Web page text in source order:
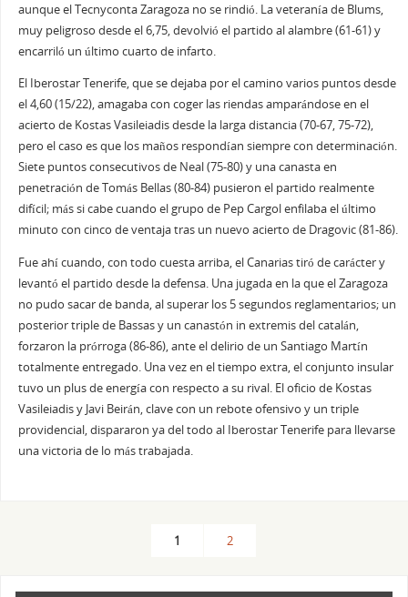
aunque el Tecnyconta Zaragoza no se rindió. La veteranía de Blums,
muy peligroso desde el 6,75, devolvió el partido al alambre (61-61) y
encarriló un último cuarto de infarto.
El Iberostar Tenerife, que se dejaba por el camino varios puntos desde
el 4,60 (15/22), amagaba con coger las riendas amparándose en el
acierto de Kostas Vasileiadis desde la larga distancia (70-67, 75-72),
pero el caso es que los maños respondían siempre con determinación.
Siete puntos consecutivos de Neal (75-80) y una canasta en
penetración de Tomás Bellas (80-84) pusieron el partido realmente
difícil; más si cabe cuando el grupo de Pep Cargol enfilaba el último
minuto con cinco de ventaja tras un nuevo acierto de Dragovic (81-86).
Fue ahí cuando, con todo cuesta arriba, el Canarias tiró de carácter y
levantó el partido desde la defensa. Una jugada en la que el Zaragoza
no pudo sacar de banda, al superar los 5 segundos reglamentarios; un
posterior triple de Bassas y un canastón in extremis del catalán,
forzaron la prórroga (86-86), ante el delirio de un Santiago Martín
totalmente entregado. Una vez en el tiempo extra, el conjunto insular
tuvo un plus de energía con respecto a su rival. El oficio de Kostas
Vasileiadis y Javi Beirán, clave con un rebote ofensivo y un triple
providencial, dispararon ya del todo al Iberostar Tenerife para llevarse
una victoria de lo más trabajada.
1 2